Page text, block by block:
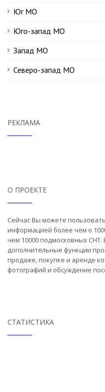
Юг МО
Юго-запад МО
Запад МО
Северо-запад МО
РЕКЛАМА
О ПРОЕКТЕ
Сейчас Вы можете
информацией более чем о
чем 10000 подмосковных
дополнительные функции
продаже, покупке и аренде
фотографий и обсуждение
СТАТИСТИКА